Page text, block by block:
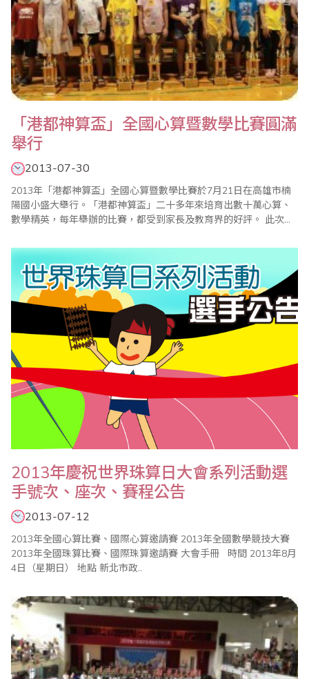
「港都神算盃」全國心算暨數學比賽圓滿
舉行
2013-07-30
2013年「港都神算盃」全國心算暨數學比賽於7月21日在高雄市楠
陽國小盛大舉行。「港都神算盃」二十多年來培育出數十萬心算、
數學精英，每年舉辦的比賽，都受到家長及教育界的好評。 此次比
準時進行心算比賽，8點50分數學比賽。10點成績陸續公佈，分為
幼稚園、一年級到六年級等組，主辦單位每年均以獎學金鼓勵前三
名得獎選手，名列前茅的小選手除..
2013年慶祝世界珠算日大會系列活動選
手號次、座次、賽程公告
2013-07-12
2013年全國心算比賽、國際心算邀請賽 2013年全國數學競技大賽
2013年全國珠算比賽、國際珠算邀請賽 大會手冊 時間 2013年8月
4日（星期日） 地點 新北市政..